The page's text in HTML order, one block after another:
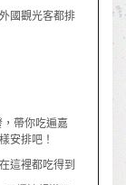
國觀光客都排
帶你吃遍嘉
安排吧！
這裡都吃得到